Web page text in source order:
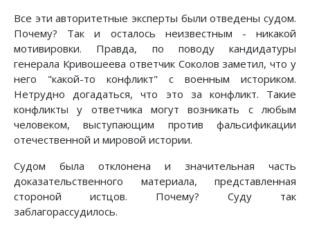
Все эти авторитетные эксперты были отведены судом.
Почему? Так и осталось неизвестным - никакой
мотивировки. Правда, по поводу кандидатуры
генерала Кривошеева ответчик Соколов заметил, что у
него "какой-то конфликт" с военным историком.
Нетрудно догадаться, что это за конфликт. Такие
конфликты у ответчика могут возникать с любым
человеком, выступающим против фальсификации
отечественной и мировой истории.
Судом была отклонена и значительная часть
доказательственного материала, представленная
стороной истцов. Почему? Суду так
заблагорассудилось.